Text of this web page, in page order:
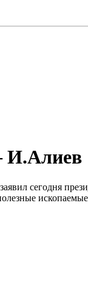
И.Алиев
сегодня